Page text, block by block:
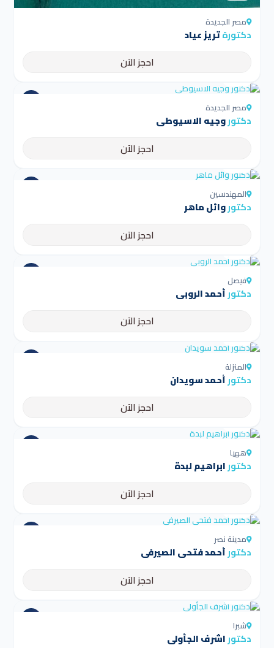
مصر الجديدة
دكتورةتريز عياد
احجز الآن
مصر الجديدة
دكتوروجيه الاسيوطى
احجز الآن
المهندسين
دكتوروائل ماهر
احجز الآن
فيصل
دكتورأحمد الروبى
احجز الآن
المنزلة
دكتورأحمد سويدان
احجز الآن
ههيا
دكتورابراهيم لبدة
احجز الآن
مدينة نصر
دكتورأحمد فتحى الصيرفى
احجز الآن
شبرا
دكتوراشرف الجأولى